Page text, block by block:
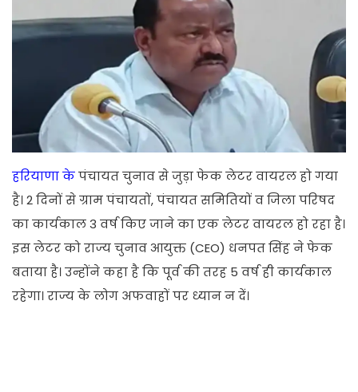
हरियाणा केपंचायत चुनाव से जुड़ा फेक लेटर वायरल हो गया
है। 2 दिनों से ग्राम पंचायतों, पंचायत समितियों व जिला परिषद
का कार्यकाल 3 वर्ष किए जाने का एक लेटर वायरल हो रहा है।
इस लेटर को राज्य चुनाव आयुक्त (CEO) धनपत सिंह ने फेक
बताया है। उन्होंने कहा है कि पूर्व की तरह 5 वर्ष ही कार्यकाल
रहेगा। राज्य के लोग अफवाहों पर ध्यान न दें।